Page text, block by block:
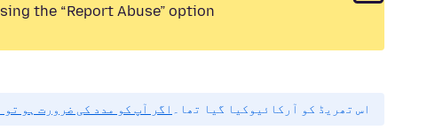
the “Report Abuse” option.
اس تھریڈ کو آرکائیوکیا گیا تھا۔ اگر آپ کو مدد کی ضرورت ہو